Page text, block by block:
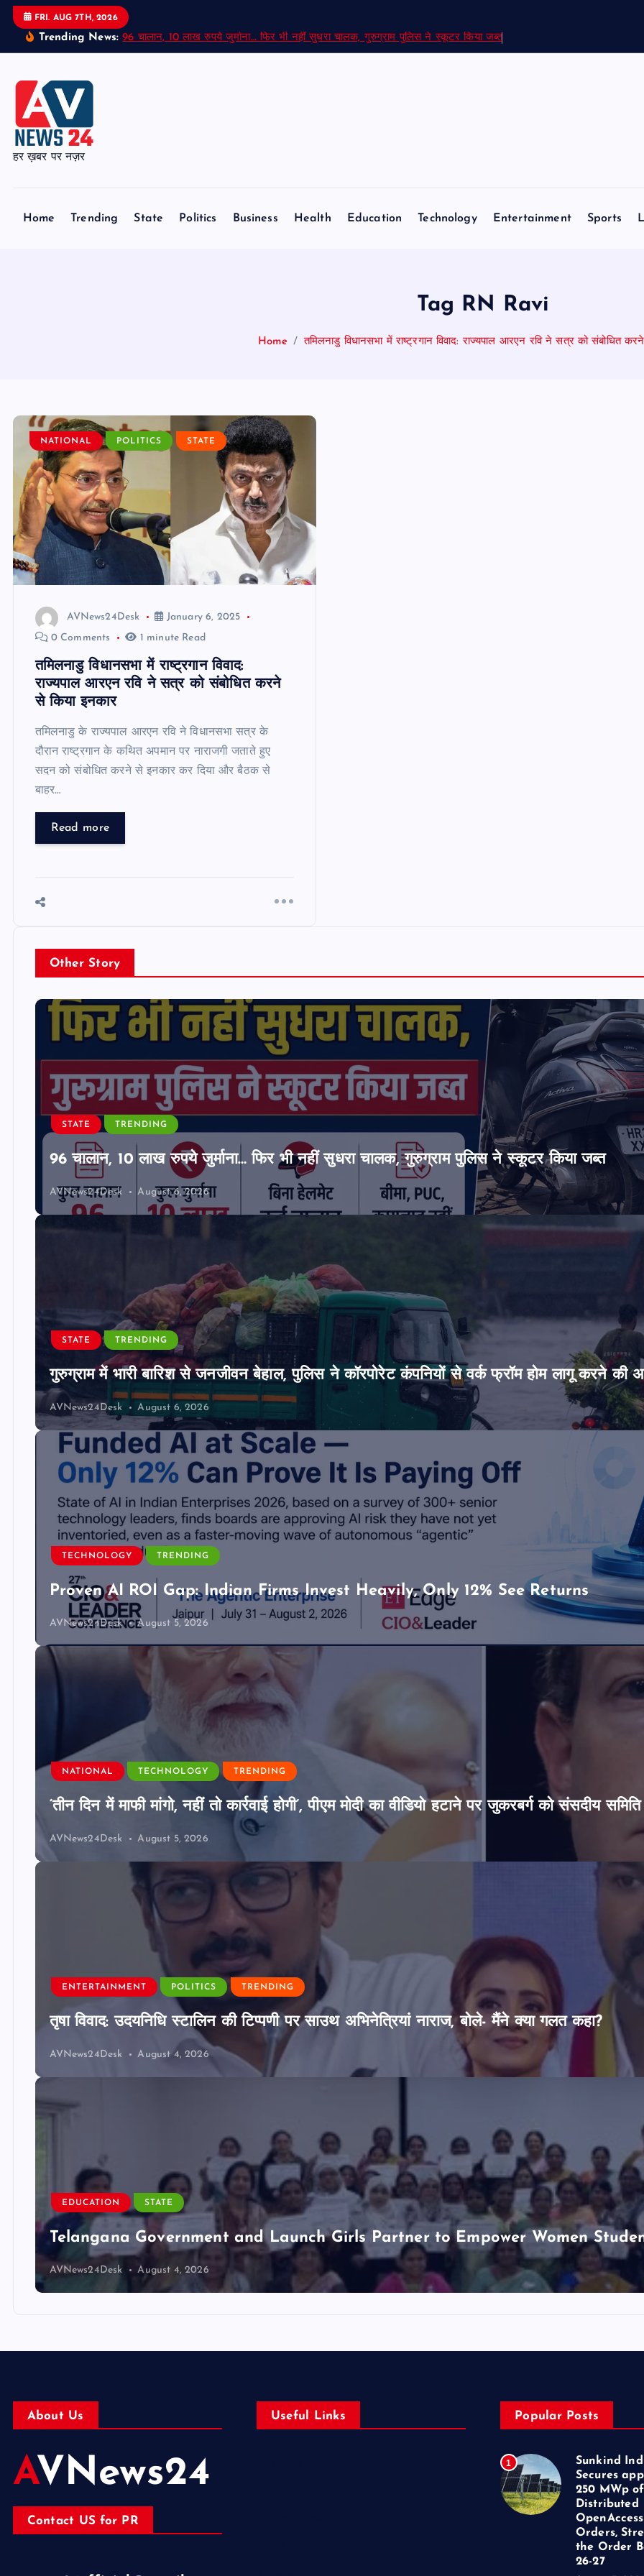
FRI. AUG 7TH, 2026
Trending News: 96 चालान, 10 लाख रुपये जुर्माना… फिर भी नहीं सुधरा चालक, गुरुग्राम पुलिस ने स्कूटर किया जब्त
हर ख़बर पर नज़र
Home Trending State Politics Business Health Education Technology Entertainment Sports
Tag RN Ravi
Home तमिलनाडु विधानसभा में राष्ट्रगान विवाद: राज्यपाल आरएन रवि ने सत्र को संबोधित
NATIONAL POLITICS STATE
AVNews24Desk
January 6, 2025
0 Comments
1 minute Read
तमिलनाडु विधानसभा में राष्ट्रगान विवाद:
राज्यपाल आरएन रवि ने सत्र को संबोधित करने
से किया इनकार
तमिलनाडु के राज्यपाल आरएन रवि ने विधानसभा सत्र के
दौरान राष्ट्रगान के कथित अपमान पर नाराजगी जताते हुए
सदन को संबोधित करने से इनकार कर दिया और बैठक से
बाहर…
Read more
Other Story
STATE TRENDING
96 चालान, 10 लाख रुपये जुर्माना… फिर भी नहीं सुधरा चालक, गुरुग्राम पुलिस ने स्कूटर किया जब्त
AVNews24Desk August 6, 2026
STATE TRENDING
गुरुग्राम में भारी बारिश से जनजीवन बेहाल, पुलिस ने कॉरपोरेट कंपनियों से वर्क फ्रॉम होम लागू करने की
AVNews24Desk August 6, 2026
TECHNOLOGY TRENDING
Proven AI ROI Gap: Indian Firms Invest Heavily, Only 12% See Returns
AVNews24Desk August 5, 2026
NATIONAL TECHNOLOGY TRENDING
‘तीन दिन में माफी मांगो, नहीं तो कार्रवाई होगी’, पीएम मोदी का वीडियो हटाने पर जुकरबर्ग को संसदीय
AVNews24Desk August 5, 2026
ENTERTAINMENT POLITICS TRENDING
तृषा विवाद: उदयनिधि स्टालिन की टिप्पणी पर साउथ अभिनेत्रियां नाराज, बोले- मैंने क्या गलत कहा?
AVNews24Desk August 4, 2026
EDUCATION STATE
Telangana Government and Launch Girls Partner to Empower Women
AVNews24Desk August 4, 2026
About Us
AVNews24
Contact US for PR
Useful Links Popular Posts
1
Sunkind
Secures
250 MWp of
Distributed
Orders,
the Order
26-27